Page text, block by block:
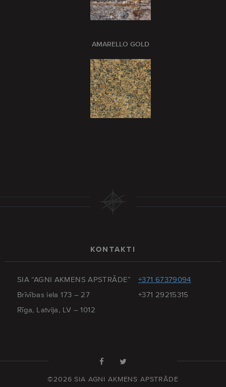
AMARELLO GOLD
KONTAKTI
SIA “AGNI AKMENS APSTRĀDE”
Brīvības iela 173 – 27
Rīga, Latvija, LV – 1012
+371 67379094
+371 29215315
©2026 SIA AGNI AKMENS APSTRĀDE